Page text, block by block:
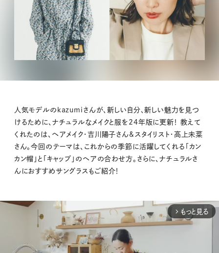
人気モデルのkazumiさんが、新しい自分、新しい魅力を見つ
けるために、ナチュラルなメイクと服を24年版に更新！ 教えて
くれたのは、ヘアメイク・吉川陽子さん&スタイリスト・高上未菜
さん。今回のテーマは、これからの季節に活躍してくれる「カン
カン帽」と「キャップ」のヘアの合わせ方。さらに、ナチュラルさ
んにおすすめサングラスもご紹介！
arrow_forward_ios もっと見る